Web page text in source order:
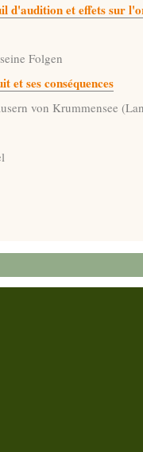
d'audition et effets sur
et ses conséquences